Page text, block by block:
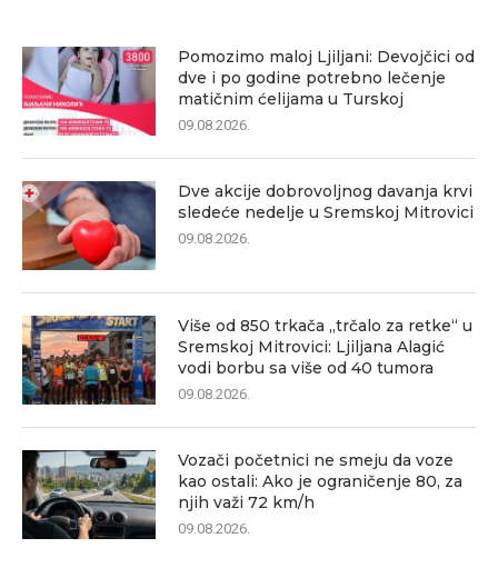
Pomozimo maloj Ljiljani: Devojčici od
dve i po godine potrebno lečenje
matičnim ćelijama u Turskoj
09.08.2026.
Dve akcije dobrovoljnog davanja krvi
sledeće nedelje u Sremskoj Mitrovici
09.08.2026.
Više od 850 trkača „trčalo za retke“ u
Sremskoj Mitrovici: Ljiljana Alagić
vodi borbu sa više od 40 tumora
09.08.2026.
Vozači početnici ne smeju da voze
kao ostali: Ako je ograničenje 80, za
njih važi 72 km/h
09.08.2026.